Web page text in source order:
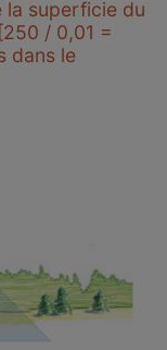
la superficie du
/ 0,01 =
dans le